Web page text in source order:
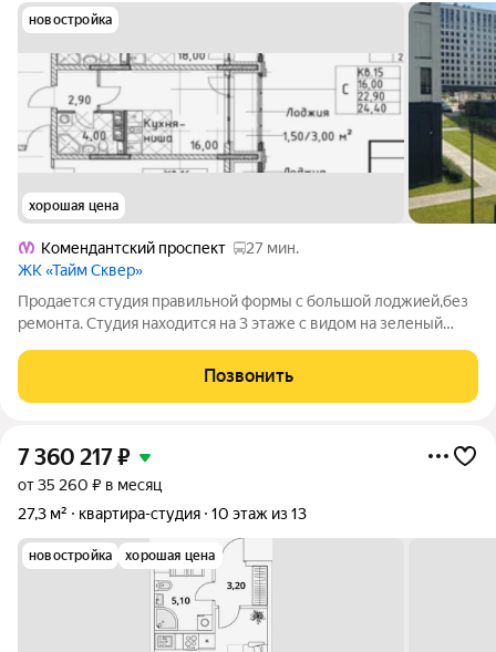
новостройка
хорошая цена
Комендантский проспект
27 мин.
ЖК «Тайм Сквер»
Продается студия правильной формы с большой лоджией,без
ремонта. Студия находится на 3 этаже с видом на зеленый
Сквер» есть собственная инфраструктура. В коммерческих
помещениях на первых этажах
Позвонить
7 360 217₽
от 35 260 ₽ в месяц
27,3 м²
квартира-студия 10 этаж из 13
новостройка хорошая цена